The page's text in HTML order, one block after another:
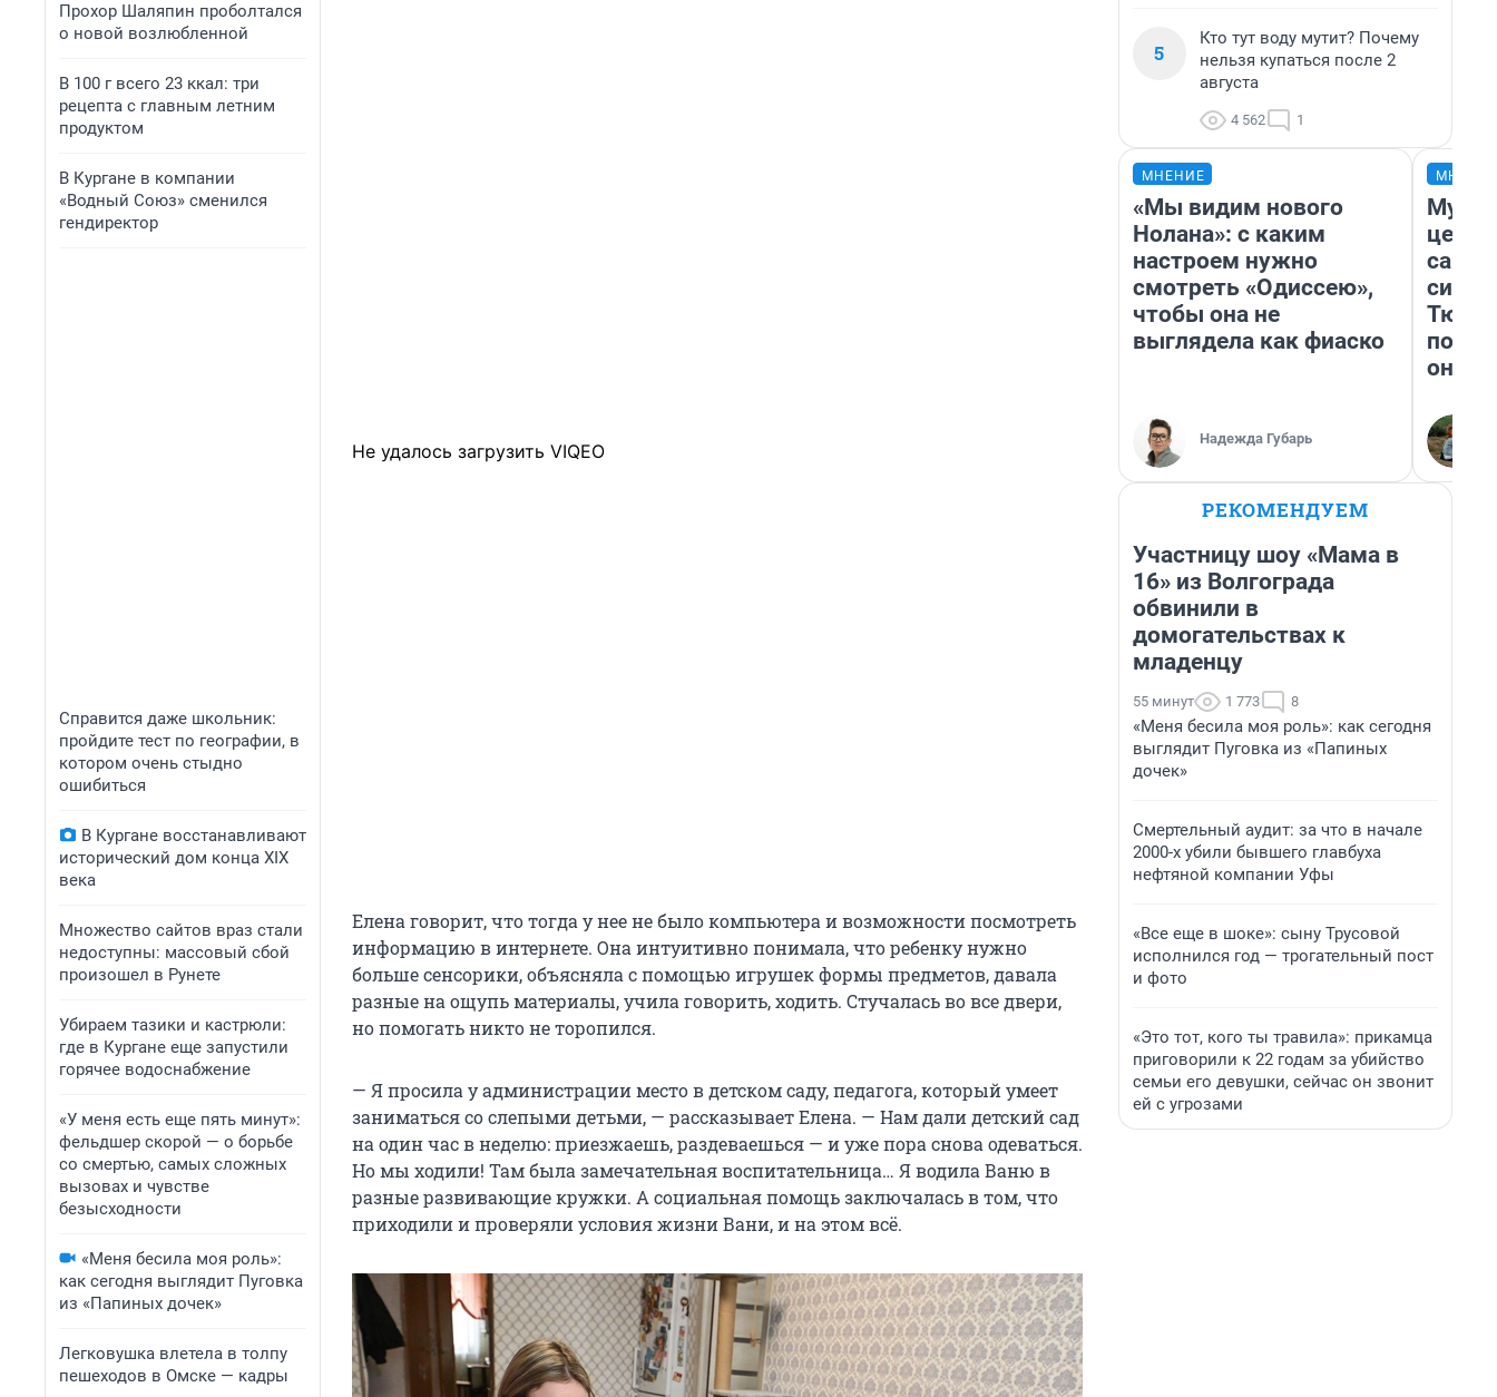
Прохор Шаляпин проболтался
о новой возлюбленной
В 100 г всего 23 ккал: три
рецепта с главным летним
продуктом
В Кургане в компании
«Водный Союз» сменился
гендиректор
Справится даже школьник:
пройдите тест по географии, в
котором очень стыдно
ошибиться
В Кургане восстанавливают
исторический дом конца XIX
века
Множество сайтов враз стали
недоступны: массовый сбой
произошел в Рунете
Убираем тазики и кастрюли:
где в Кургане еще запустили
горячее водоснабжение
«У меня есть еще пять минут»:
фельдшер скорой — о борьбе
со смертью, самых сложных
вызовах и чувстве
безысходности
«Меня бесила моя роль»:
как сегодня выглядит Пуговка
из «Папиных дочек»
Легковушка влетела в толпу
пешеходов в Омске — кадры
Не удалось загрузить VIQEO
Елена говорит, что тогда у нее не было компьютера и возможности посмотреть
информацию в интернете. Она интуитивно понимала, что ребенку нужно
больше сенсорики, объясняла с помощью игрушек формы предметов, давала
разные на ощупь материалы, учила говорить, ходить. Стучалась во все двери,
но помогать никто не торопился.
— Я просила у администрации место в детском саду, педагога, который умеет
заниматься со слепыми детьми, — рассказывает Елена. — Нам дали детский сад
на один час в неделю: приезжаешь, раздеваешься — и уже пора снова одеваться.
Но мы ходили! Там была замечательная воспитательница… Я водила Ваню в
разные развивающие кружки. А социальная помощь заключалась в том, что
приходили и проверяли условия жизни Вани, и на этом всё.
5
Кто тут воду мутит? Почему
нельзя купаться после 2
августа
4 562 1
МНЕНИЕ
«Мы видим нового
Нолана»: с каким
настроем нужно
смотреть «Одиссею»,
чтобы она не
выглядела как фиаско
Надежда Губарь
они
РЕКОМЕНДУЕМ
Участницу шоу «Мама в
16» из Волгограда
обвинили в
домогательствах к
младенцу
55 минут 1 773 8
«Меня бесила моя роль»: как сегодня
выглядит Пуговка из «Папиных
дочек»
Смертельный аудит: за что в начале
2000-х убили бывшего главбуха
нефтяной компании Уфы
«Все еще в шоке»: сыну Трусовой
исполнился год — трогательный пост
и фото
«Это тот, кого ты травила»: прикамца
приговорили к 22 годам за убийство
семьи его девушки, сейчас он звонит
ей с угрозами